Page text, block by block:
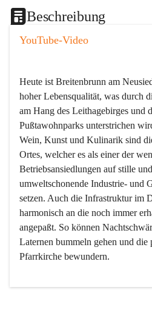
Beschreibung
YouTube-Video
Heute ist Breitenbrunn am
hoher Lebensqualität, was durch
am Hang des Leithagebirges und
Pußtawohnparks unterstrichen
Wein, Kunst und Kulinarik sind
Ortes, welcher es als einer der
Betriebsansiedlungen auf stille
umweltschonende Industrie- und
setzen. Auch die Infrastruktur im
harmonisch an die noch immer
angepaßt. So können
Laternen bummeln gehen und die
Pfarrkirche bewundern.
Der Weinbau dominert heute